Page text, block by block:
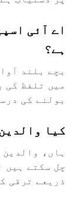
اے آئی
ہے؟
بچے بلند
میں تلفظ کی
بولنے کی
کیا
ہاں،
چل سکتے ہیں
ذریعے ترقی